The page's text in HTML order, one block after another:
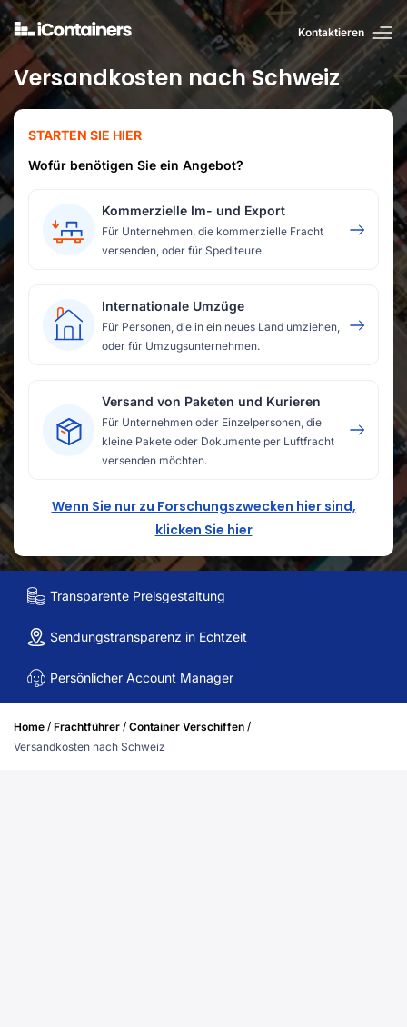
Kontaktieren
Versandkosten nach Schweiz
STARTEN SIE HIER
Wofür benötigen Sie ein Angebot?
Kommerzielle Im- und Export
Für Unternehmen, die kommerzielle Fracht
versenden, oder für Spediteure.
Internationale Umzüge
Für Personen, die in ein neues Land umziehen,
oder für Umzugsunternehmen.
Versand von Paketen und Kurieren
Für Unternehmen oder Einzelpersonen, die
kleine Pakete oder Dokumente per Luftfracht
versenden möchten.
Wenn Sie nur zu Forschungszwecken hier sind,
klicken Sie hier
Transparente Preisgestaltung
Sendungstransparenz in Echtzeit
Persönlicher Account Manager
Home / Frachtführer / Container Verschiffen /
Versandkosten nach Schweiz